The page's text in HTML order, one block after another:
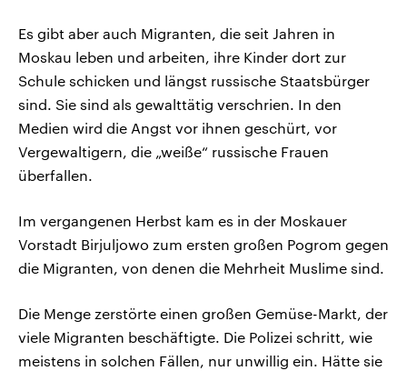
Es gibt aber auch Migranten, die seit Jahren in
Moskau leben und arbeiten, ihre Kinder dort zur
Schule schicken und längst russische Staatsbürger
sind. Sie sind als gewalttätig verschrien. In den
Medien wird die Angst vor ihnen geschürt, vor
Vergewaltigern, die „weiße“ russische Frauen
überfallen.
Im vergangenen Herbst kam es in der Moskauer
Vorstadt Birjuljowo zum ersten großen Pogrom gegen
die Migranten, von denen die Mehrheit Muslime sind.
Die Menge zerstörte einen großen Gemüse-Markt, der
viele Migranten beschäftigte. Die Polizei schritt, wie
meistens in solchen Fällen, nur unwillig ein. Hätte sie